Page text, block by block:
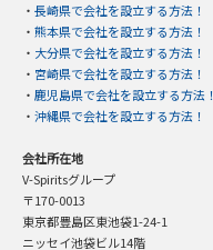
・ 長崎県で会社を設立する方法！
・ 熊本県で会社を設立する方法！
・ 大分県で会社を設立する方法！
・ 宮崎県で会社を設立する方法！
・ 鹿児島県で会社を設立する方法！
・ 沖縄県で会社を設立する方法！
会社所在地
V-Spiritsグループ
〒170-0013
東京都豊島区東池袋1-24-1
ニッセイ池袋ビル14階